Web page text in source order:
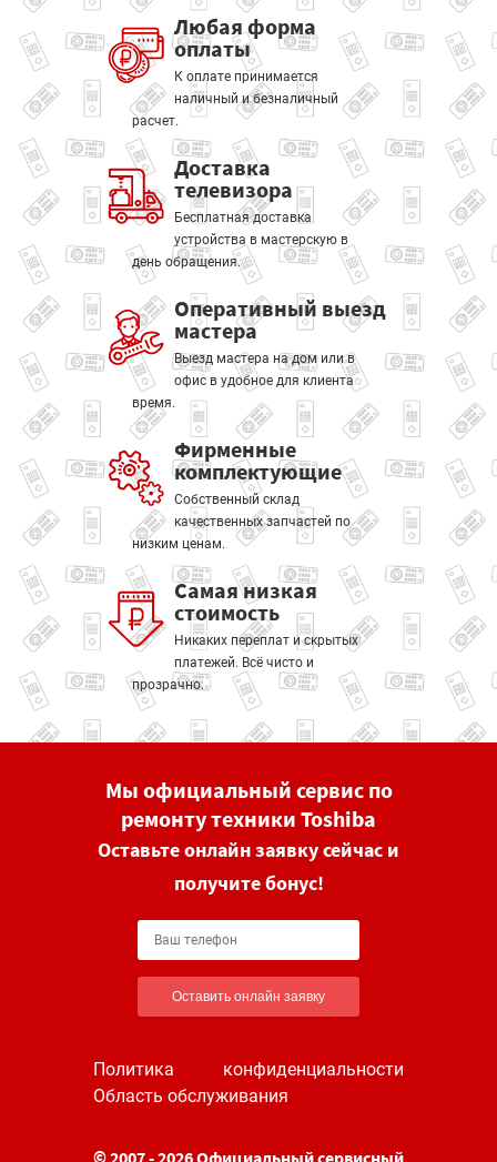
Любая форма
оплаты
К оплате принимается
наличный и безналичный
расчет.
Доставка
телевизора
Бесплатная доставка
устройства в мастерскую в
день обращения.
Оперативный выезд
мастера
Выезд мастера на дом или в
офис в удобное для клиента
время.
Фирменные
комплектующие
Собственный склад
качественных запчастей по
низким ценам.
Самая низкая
стоимость
Никаких переплат и скрытых
платежей. Всё чисто и
прозрачно.
Мы официальный сервис по
ремонту техники Toshiba
Оставьте онлайн заявку сейчас и
получите бонус!
Оставить онлайн заявку
Политика конфиденциальности
Область обслуживания
© 2007 - 2026 Официальный сервисный